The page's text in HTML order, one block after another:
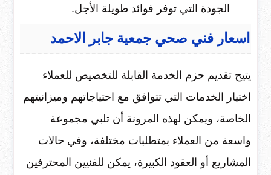
الجودة التي توفر فوائد طويلة الأجل.
اسعار فني صحي جمعية جابر الاحمد
يتيح تقديم حزم الخدمة القابلة للتخصيص للعملاء
اختيار الخدمات التي تتوافق مع احتياجاتهم وميزانيتهم
الخاصة، ويمكن لهذه المرونة أن تلبي مجموعة
واسعة من العملاء بمتطلبات مختلفة، وفي حالات
المشاريع أو العقود الكبيرة، يمكن للفنيين المحترفين